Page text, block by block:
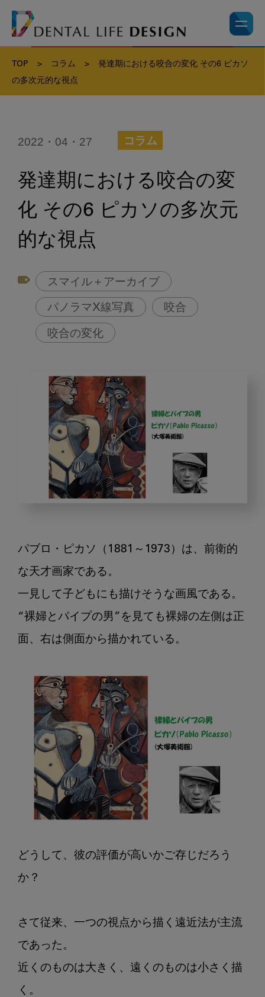
TOP > コラム >
発達期における咬合の変化 その6 ピカソ
の多次元的な視点
2022・04・27 コラム
発達期における咬合の変
化 その6 ピカソの多次元
的な視点
スマイル＋アーカイブ
パノラマX線写真 咬合
咬合の変化
期
お
咬
合
的
視
パブロ・ピカソ（1881～1973）は、前衛的
な天才画家である。
一見して子どもにも描けそうな画風である。
“裸婦とパイプの男”を見ても裸婦の左側は正
面、右は側面から描かれている。
どうして、彼の評価が高いかご存じだろう
か？
さて従来、一つの視点から描く遠近法が主流
であった。
近くのものは大きく、遠くのものは小さく描
く。